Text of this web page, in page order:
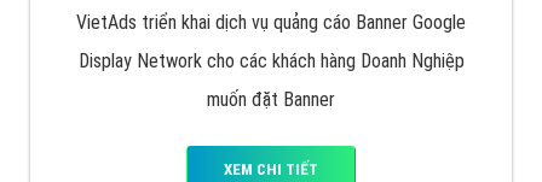
VietAds triển khai dịch vụ quảng cáo Banner Google
Display Network cho các khách hàng Doanh Nghiệp
muốn đặt Banner
XEM CHI TIẾT